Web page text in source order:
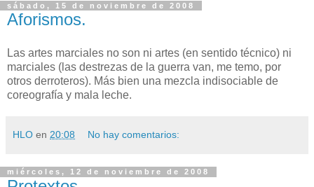
sábado, 15 de noviembre de 2008
Aforismos.
Las artes marciales no son ni artes (en sentido técnico) ni
marciales (las destrezas de la guerra van, me temo, por
otros derroteros). Más bien una mezcla indisociable de
coreografía y mala leche.
HLO en 20:08 No hay comentarios:
miércoles, 12 de noviembre de 2008